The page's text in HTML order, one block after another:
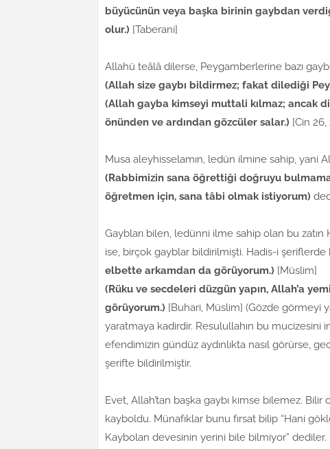
büyücünün veya başka birinin gaybdan
olur.) [Taberani]
Allahü teâlâ dilerse, Peygamberlerine bazı
(Allah size gaybı bildirmez; fakat dilediği
(Allah gayba kimseyi muttali kılmaz; ancak
önünden ve ardından gözcüler salar.) [Cin 26,
Musa aleyhisselamın, ledün ilmine sahip, yani
(Rabbimizin sana öğrettiği doğruyu
öğretmen için, sana tâbi olmak istiyorum)
Gaybları bilen, ledünni ilme sahip olan bu
ise, birçok gayblar bildirilmişti. Hadis-i
elbette arkamdan da görüyorum.) [Müslim]
(Rüku ve secdeleri düzgün yapın, Allah’a
görüyorum.) [Buhari, Müslim] (Gözde görmeyi
yaratmaya kadirdir. Resulullahın bu mucizesini
efendimizin gündüz aydınlıkta nasıl görürse,
şerifte bildirilmiştir.
Evet, Allah’tan başka gaybı kimse bilemez.
kayboldu. Münafıklar bunu fırsat bilip “Hani
Kaybolan devesinin yerini bile bilmiyor”